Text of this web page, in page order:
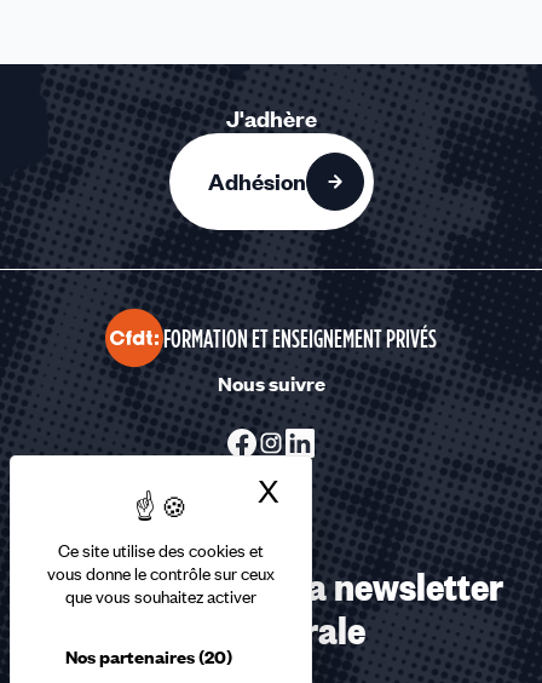
Ce site utilise des cookies et
vous donne le contrôle sur ceux
que vous souhaitez activer
Nos partenaires(20)
X Masquer le
J'adhère
Adhésion
FORMATION ET ENSEIGNEMENT PRIVÉS
Nous suivre
Abonnez-vous à la newsletter
confédérale